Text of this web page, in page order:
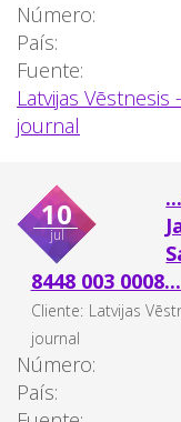
Número:
País:
Fuente:
Latvijas Vēstnesis
journal
10
jul
8448 003
Cliente: Latvijas
journal
Número:
País: